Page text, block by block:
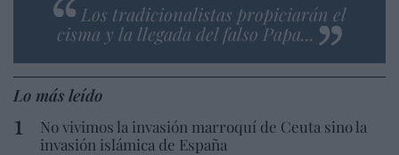
Los tradicionalistas propiciarán el
cisma y la llegada del falso Papa...
Lo más leído
No vivimos la invasión marroquí de Ceuta sino la
invasión islámica de España